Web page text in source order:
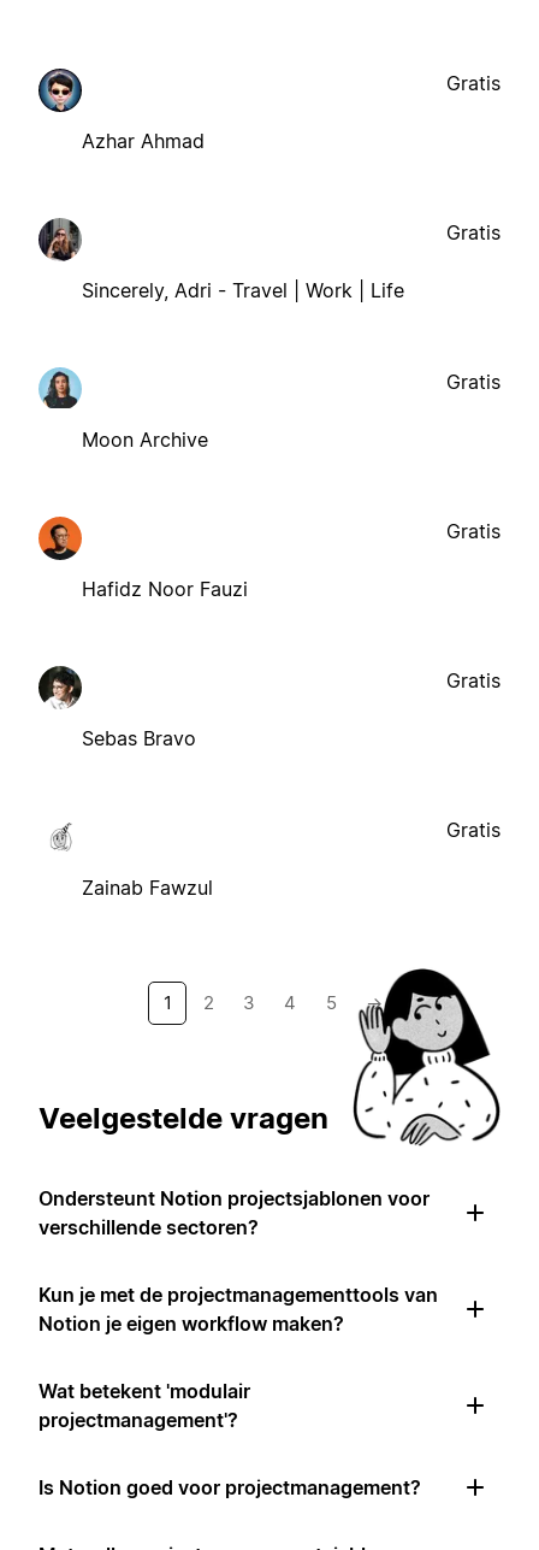
Azhar Ahmad
Gratis
Sincerely, Adri - Travel | Work | Life
Gratis
Moon Archive
Gratis
Hafidz Noor Fauzi
Gratis
Sebas Bravo
Gratis
Zainab Fawzul
Gratis
1 2 3 4 5 →
Veelgestelde vragen
Ondersteunt Notion projectsjablonen voor
verschillende sectoren?
Kun je met de projectmanagementtools van
Notion je eigen workflow maken?
Wat betekent 'modulair
projectmanagement'?
Is Notion goed voor projectmanagement?